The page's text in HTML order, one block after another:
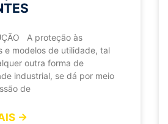
A proteção às
e modelos de utilidade, tal
outra forma de
industrial, se dá por meio
de
→